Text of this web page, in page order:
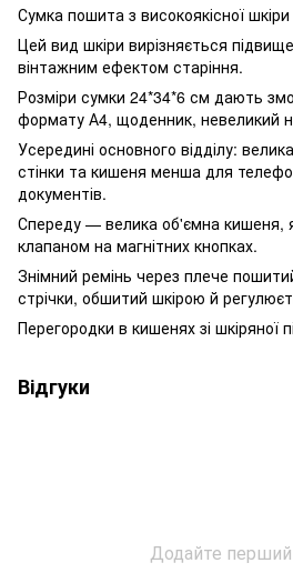
Сумка пошита з високоякісної
Цей вид шкіри вирізняється
вінтажним ефектом старіння.
Розміри сумки 24*34*6 см дають
формату А4, щоденник, невеликий
Усередині основного відділу:
стінки та кишеня менша для
документів.
Спереду — велика об'ємна кишеня,
клапаном на магнітних кнопках.
Знімний ремінь через плече
стрічки, обшитий шкірою й
Перегородки в кишенях зі шкіряної
Відгуки
Додайте перший